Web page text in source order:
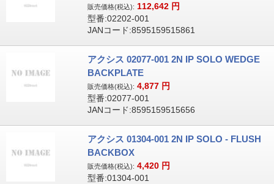
販売価格(税込): 112,642 円
型番:02202-001
JANコード:8595159515861
アクシス 02077-001 2N IP SOLO WEDGE
BACKPLATE
販売価格(税込): 4,877 円
型番:02077-001
JANコード:8595159515656
アクシス 01304-001 2N IP SOLO - FLUSH
BACKBOX
販売価格(税込): 4,420 円
型番:01304-001